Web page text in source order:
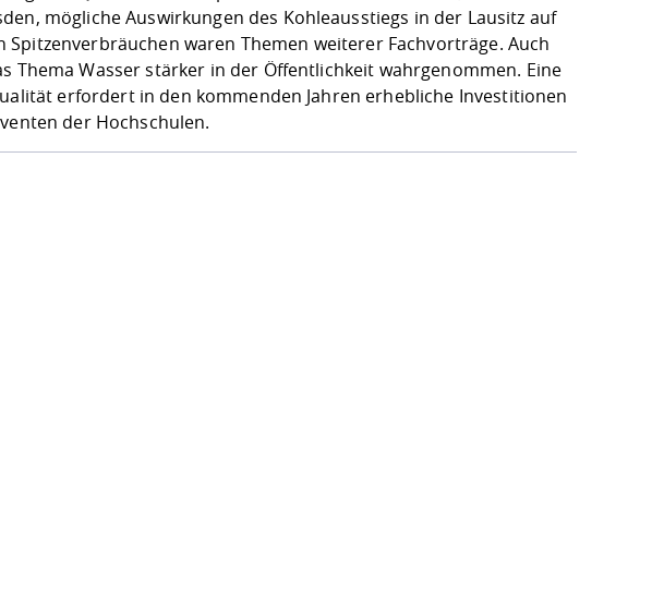
mögliche Auswirkungen des Kohleausstiegs in der Lausitz auf
waren Themen weiterer Fachvorträge. Auch
Thema Wasser stärker in der Öffentlichkeit wahrgenommen. Eine
erfordert in den kommenden Jahren erhebliche Investitionen
der Hochschulen.